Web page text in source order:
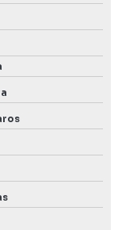
de fauna